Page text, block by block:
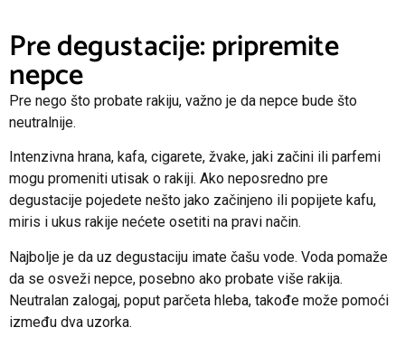
Pre degustacije: pripremite
nepce
Pre nego što probate rakiju, važno je da nepce bude što
neutralnije.
Intenzivna hrana, kafa, cigarete, žvake, jaki začini ili parfemi
mogu promeniti utisak o rakiji. Ako neposredno pre
degustacije pojedete nešto jako začinjeno ili popijete kafu,
miris i ukus rakije nećete osetiti na pravi način.
Najbolje je da uz degustaciju imate čašu vode. Voda pomaže
da se osveži nepce, posebno ako probate više rakija.
Neutralan zalogaj, poput parčeta hleba, takođe može pomoći
između dva uzorka.